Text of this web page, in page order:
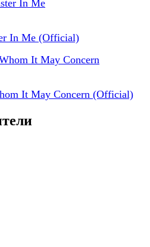
In Me (Official)
It May Concern (Official)